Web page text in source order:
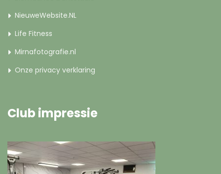
NieuweWebsite.NL
Life Fitness
Mirnafotografie.nl
Onze privacy verklaring
Club impressie